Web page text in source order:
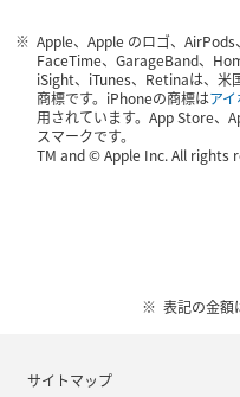
Apple、Apple のロゴ、AirPods
FaceTime、GarageBand、
iSight、iTunes、Retinaは、米
商標です。iPhoneの商標はア
用されています。App Store、
スマークです。
TM and © Apple Inc. All rights
表記の金額
サイトマップ